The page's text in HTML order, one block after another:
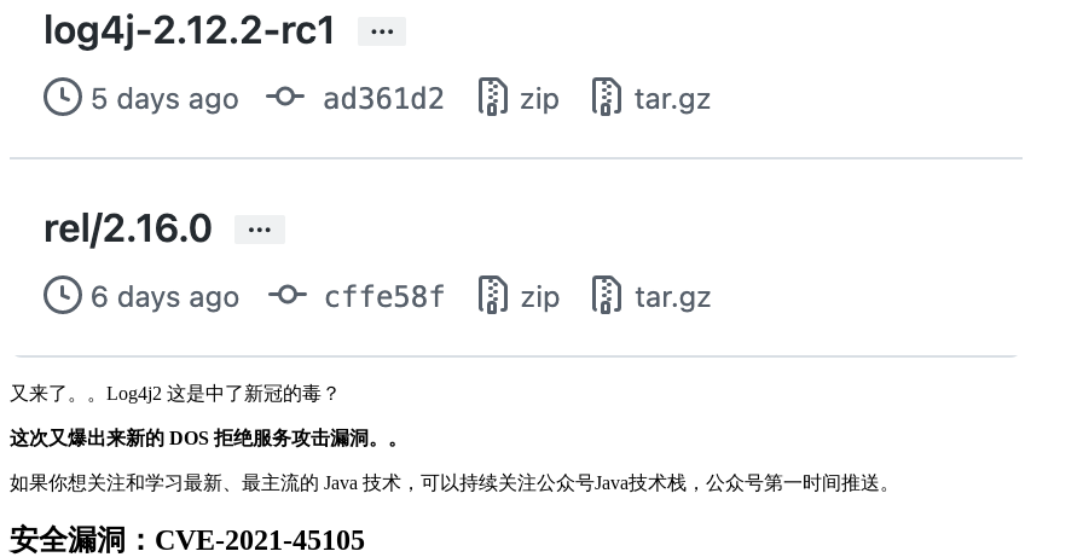
又来了。。Log4j2 这是中了新冠的毒？
这次又爆出来新的 DOS 拒绝服务攻击漏洞。。
如果你想关注和学习最新、最主流的 Java 技术，可以持续关注公众号Java技术栈，公众号第一时间推送。
安全漏洞：CVE-2021-45105